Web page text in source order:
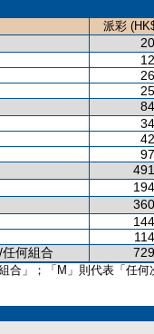
派彩
何組合
合」；「M」則代表「任何